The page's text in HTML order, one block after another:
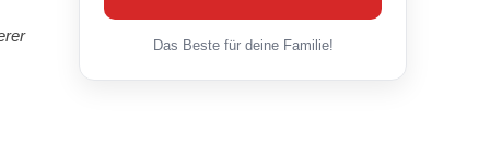
Das Beste für deine Familie!